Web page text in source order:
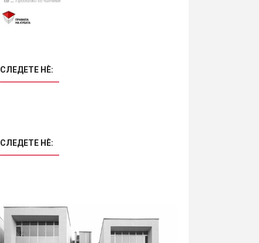
СЛЕДЕТЕ НÈ:
СЛЕДЕТЕ НÈ: